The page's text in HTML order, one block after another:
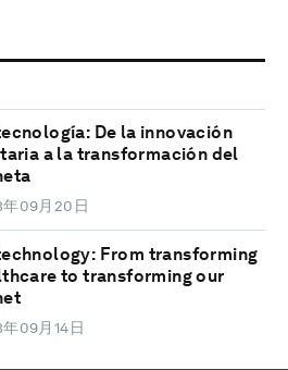
De la innovación
a la transformación del
09月20日
From transforming
to transforming our
09月14日